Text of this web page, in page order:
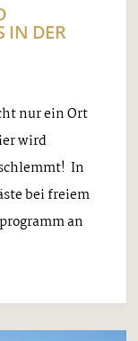
IN DER
nur ein Ort
wird
In
bei freiem
an